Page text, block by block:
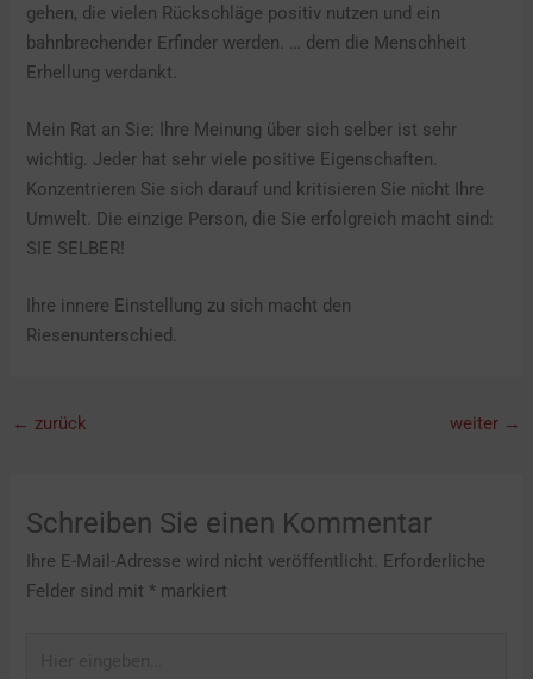
gehen, die vielen Rückschläge positiv nutzen und ein
bahnbrechender Erfinder werden. … dem die Menschheit
Erhellung verdankt.
Mein Rat an Sie: Ihre Meinung über sich selber ist sehr
wichtig. Jeder hat sehr viele positive Eigenschaften.
Konzentrieren Sie sich darauf und kritisieren Sie nicht Ihre
Umwelt. Die einzige Person, die Sie erfolgreich macht sind:
SIE SELBER!
Ihre innere Einstellung zu sich macht den
Riesenunterschied.
← zurück weiter →
Schreiben Sie einen Kommentar
Ihre E-Mail-Adresse wird nicht veröffentlicht. Erforderliche
Felder sind mit * markiert